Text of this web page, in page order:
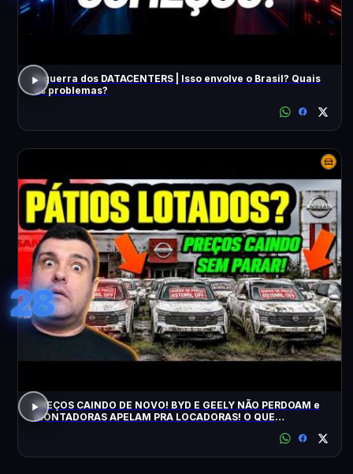
A guerra dos DATACENTERS | Isso envolve o Brasil? Quais
os problemas?
28
PREÇOS CAINDO DE NOVO! BYD E GEELY NÃO PERDOAM e
MONTADORAS APELAM PRA LOCADORAS! O QUE